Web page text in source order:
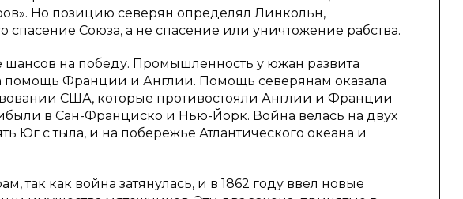
Но позицию северян определял Линкольн,
спасение Союза, а не спасение или уничтожение рабства.
шансов на победу. Промышленность у южан развита
помощь Франции и Англии. Помощь северянам оказала
США, которые противостояли Англии и Франции
в Сан-Франциско и Нью-Йорк. Война велась на двух
Юг с тыла, и на побережье Атлантического океана и
как война затянулась, и в 1862 году ввел новые